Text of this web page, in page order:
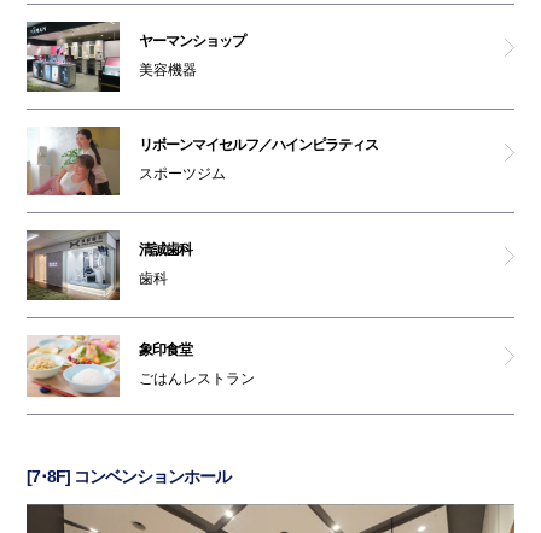
ヤーマンショップ
美容機器
リボーンマイセルフ／ハインピラティス
スポーツジム
清誠歯科
歯科
象印食堂
ごはんレストラン
[7･8F] コンベンションホール